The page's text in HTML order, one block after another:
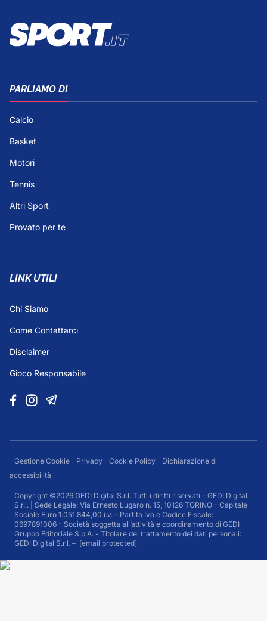
PARLIAMO DI
Calcio
Basket
Motori
Tennis
Altri Sport
Provato per te
LINK UTILI
Chi Siamo
Come Contattarci
Disclaimer
Gioco Responsabile
Gestione Cookie Privacy Cookie Policy
Dichiarazione di
accessibilità
Copyright ©2026 GEDI Digital S.r.l. Tutti i diritti riservati - GEDI Digital
S.r.l. | Sede Legale: Via Ernesto Lugaro n. 15, 10126 TORINO - Capitale
Sociale Euro 1.051.844,00 i.v. - Partita Iva e Codice Fiscale:
0697891006 - Società soggetta all’attività e coordinamento di GEDI
Gruppo Editoriale S.p.A. - Titolare del trattamento dei dati personali:
GEDI Digital S.r.l. – [email protected]